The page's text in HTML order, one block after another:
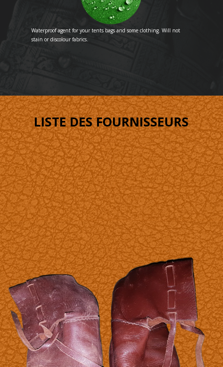
Waterproof agent for your tents bags and some clothing. Will not
stain or discolour fabrics.
LISTE DES FOURNISSEURS